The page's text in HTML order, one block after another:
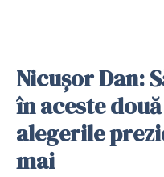
Nicuşor Dan:
în aceste
alegerile
mai